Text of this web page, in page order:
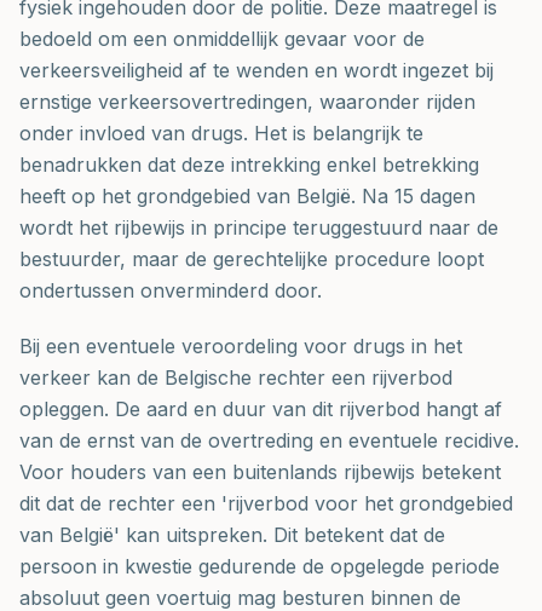
fysiek ingehouden door de politie. Deze maatregel is
bedoeld om een onmiddellijk gevaar voor de
verkeersveiligheid af te wenden en wordt ingezet bij
ernstige verkeersovertredingen, waaronder rijden
onder invloed van drugs. Het is belangrijk te
benadrukken dat deze intrekking enkel betrekking
heeft op het grondgebied van België. Na 15 dagen
wordt het rijbewijs in principe teruggestuurd naar de
bestuurder, maar de gerechtelijke procedure loopt
ondertussen onverminderd door.
Bij een eventuele veroordeling voor drugs in het
verkeer kan de Belgische rechter een rijverbod
opleggen. De aard en duur van dit rijverbod hangt af
van de ernst van de overtreding en eventuele recidive.
Voor houders van een buitenlands rijbewijs betekent
dit dat de rechter een 'rijverbod voor het grondgebied
van België' kan uitspreken. Dit betekent dat de
persoon in kwestie gedurende de opgelegde periode
absoluut geen voertuig mag besturen binnen de